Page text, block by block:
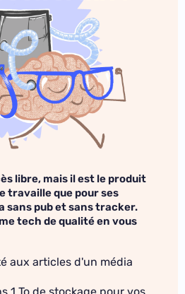
libre, mais il est le produit
travaille que pour ses
sans pub et sans tracker.
tech de qualité en vous
aux articles d'un média